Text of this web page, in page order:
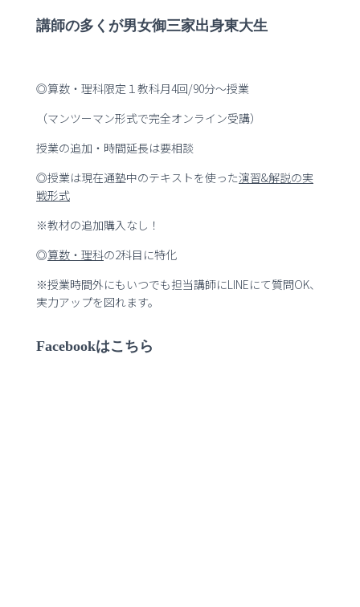
講師の多くが男女御三家出身東大生
◎算数・理科限定１教科月4回/90分～授業
（マンツーマン形式で完全オンライン受講）
授業の追加・時間延長は要相談
◎授業は現在通塾中のテキストを使った演習&解説の実
戦形式
※教材の追加購入なし！
◎算数・理科の2科目に特化
※授業時間外にもいつでも担当講師にLINEにて質問OK、
実力アップを図れます。
Facebookはこちら